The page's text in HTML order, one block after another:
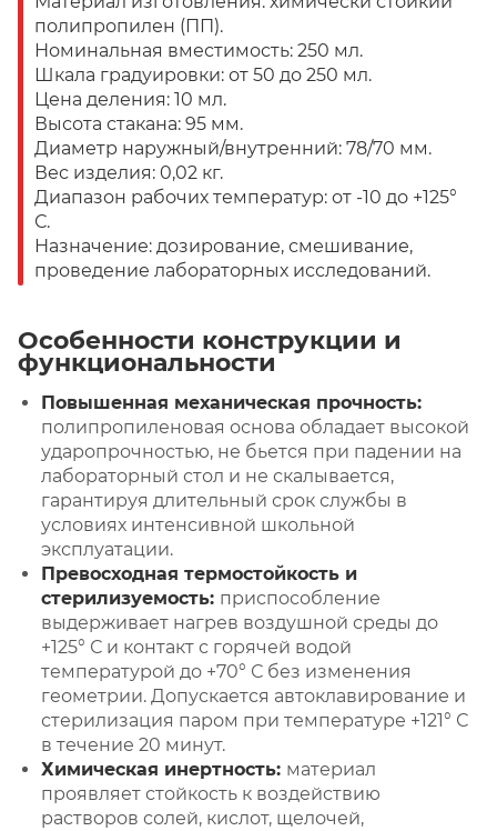
полипропилен (ПП).
Номинальная вместимость: 250 мл.
Шкала градуировки: от 50 до 250 мл.
Цена деления: 10 мл.
Высота стакана: 95 мм.
Диаметр наружный/внутренний: 78/70 мм.
Вес изделия: 0,02 кг.
Диапазон рабочих температур: от -10 до +125°
С.
Назначение: дозирование, смешивание,
проведение лабораторных исследований.
Особенности конструкции и
функциональности
Повышенная механическая прочность:
полипропиленовая основа обладает высокой
ударопрочностью, не бьется при падении на
лабораторный стол и не скалывается,
гарантируя длительный срок службы в
условиях интенсивной школьной
эксплуатации.
Превосходная термостойкость и
стерилизуемость: приспособление
выдерживает нагрев воздушной среды до
+125° С и контакт с горячей водой
температурой до +70° С без изменения
геометрии. Допускается автоклавирование и
стерилизация паром при температуре +121° С
в течение 20 минут.
Химическая инертность: материал
проявляет стойкость к воздействию
растворов солей, кислот, щелочей,